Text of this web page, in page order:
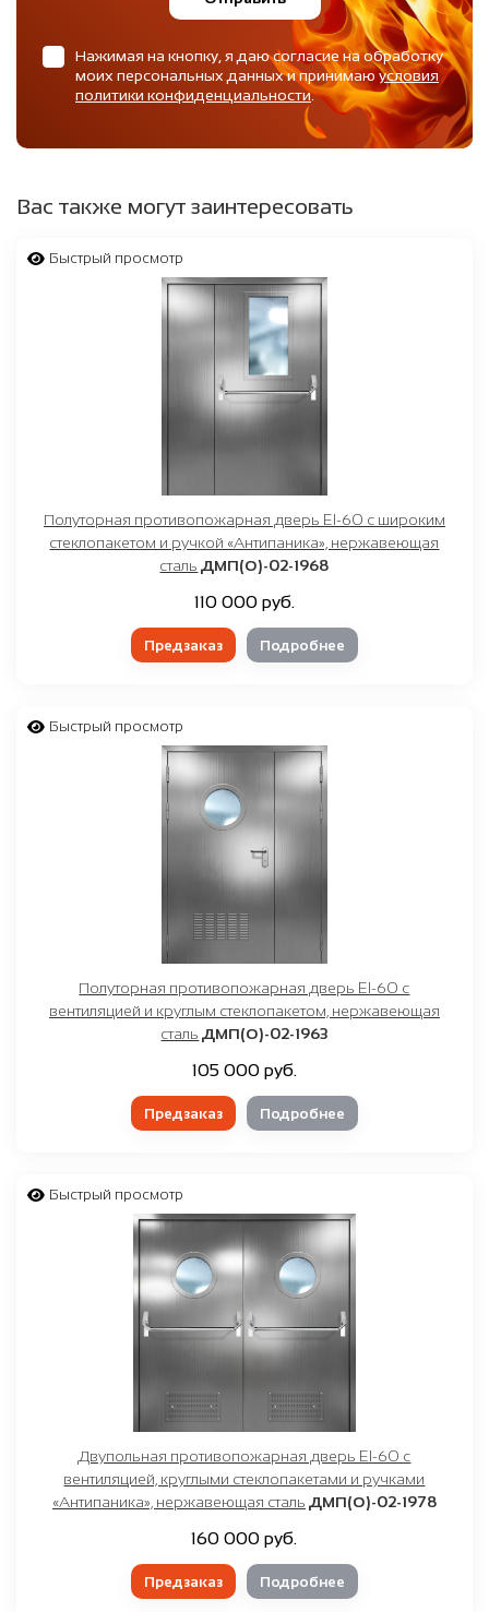
Нажимая на кнопку, я даю согласие на обработку
моих персональных данных и принимаюусловия
политики конфиденциальности.
Вас также могут заинтересовать
Быстрый просмотр
Полуторная противопожарная дверь EI-60 с широким
стеклопакетом и ручкой «Антипаника», нержавеющая
сталь ДМП(О)-02-1968
110 000 руб.
Предзаказ Подробнее
Быстрый просмотр
Полуторная противопожарная дверь EI-60 с
вентиляцией и круглым стеклопакетом, нержавеющая
сталь ДМП(О)-02-1963
105 000 руб.
Предзаказ Подробнее
Быстрый просмотр
Двупольная противопожарная дверь EI-60 с
вентиляцией, круглыми стеклопакетами и ручками
«Антипаника», нержавеющая сталь ДМП(О)-02-1978
160 000 руб.
Предзаказ Подробнее